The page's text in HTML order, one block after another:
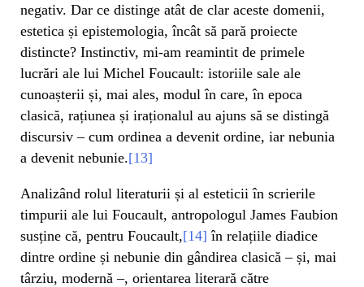
negativ. Dar ce distinge atât de clar aceste domenii,
estetica și epistemologia, încât să pară proiecte
distincte? Instinctiv, mi-am reamintit de primele
lucrări ale lui Michel Foucault: istoriile sale ale
cunoașterii și, mai ales, modul în care, în epoca
clasică, rațiunea și iraționalul au ajuns să se distingă
discursiv – cum ordinea a devenit ordine, iar nebunia
a devenit nebunie.[13]
Analizând rolul literaturii și al esteticii în scrierile
timpurii ale lui Foucault, antropologul James Faubion
susține că, pentru Foucault,[14] în relațiile diadice
dintre ordine și nebunie din gândirea clasică – și, mai
târziu, modernă –, orientarea literară către